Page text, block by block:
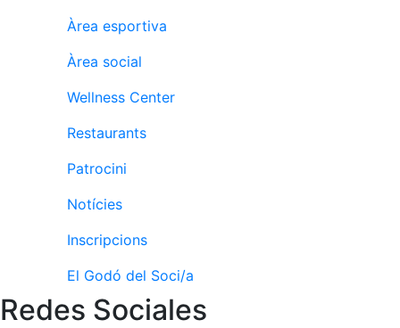
Altres esports
Àrea social
Activitats
Socials
Sortides
culturals
Talks
Calendari
d'Activitats
Socials
Àrea esportiva
Àrea social
Wellness Center
Restaurants
Patrocini
Notícies
Inscripcions
El Godó del Soci/a
Redes Sociales